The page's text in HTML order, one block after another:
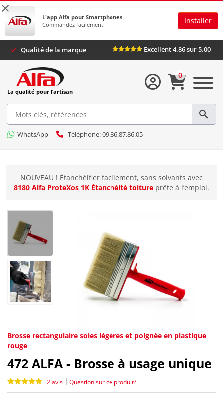
×
L'app Alfa pour Smartphones
Commandez facilement
Installer
Qualité de la marque Excellent 4.86
La qualité pour l’artisan
WhatsApp Téléphone: 09.86.87.86.05
0
NOUVEAU ! Étanchéifier facilement, sans solvants avec
8180 Alfa ProteXos 1K Étanchéité toiture prête à l’emploi.
Brosse rectangulaire soies légères et poignée en plastique
rouge
472 ALFA - Brosse à usage unique
2 avis | Question sur ce produit?